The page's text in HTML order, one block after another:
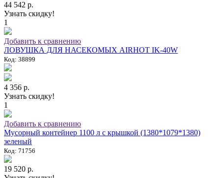
44 542 р.
Узнать скидку!
1
Добавить к сравнению
ЛОВУШКА ДЛЯ НАСЕКОМЫХ AIRHOT IK-40W
Код: 38899
4 356 р.
Узнать скидку!
1
Добавить к сравнению
Мусорный контейнер 1100 л с крышкой (1380*1079*1380)
зеленый
Код: 71756
19 520 р.